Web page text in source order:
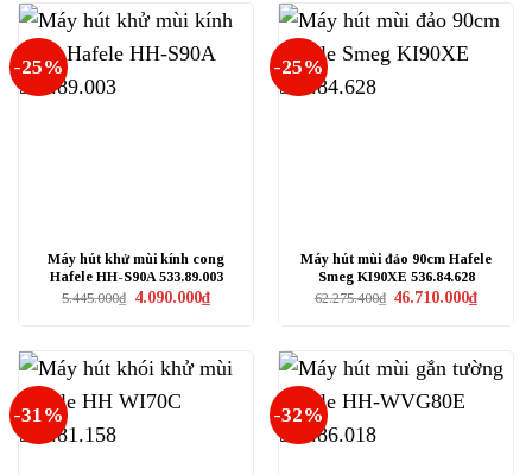
-25%
Máy hút khử mùi kính cong
Hafele HH-S90A 533.89.003
5.445.000₫ Giá
4.090.000₫Giá
hiện
-25%
Máy hút mùi đảo 90cm Hafele
Smeg KI90XE 536.84.628
62.275.400₫ Giá
46.710.000₫Giá
hiện
-31% -32%